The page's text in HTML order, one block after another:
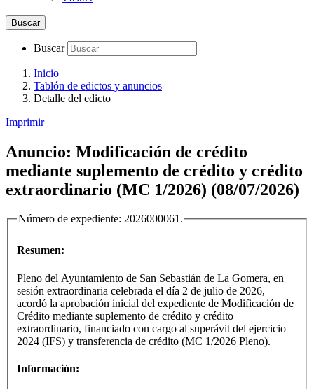
Buscar
Buscar
Inicio
Tablón de edictos y anuncios
Detalle del edicto
Imprimir
Anuncio: Modificación de crédito
mediante suplemento de crédito y crédito
extraordinario (MC 1/2026) (08/07/2026)
Número de expediente: 2026000061.
Resumen:
Pleno del Ayuntamiento de San Sebastián de La Gomera, en
sesión extraordinaria celebrada el día 2 de julio de 2026,
acordó la aprobación inicial del expediente de Modificación de
Crédito mediante suplemento de crédito y crédito
extraordinario, financiado con cargo al superávit del ejercicio
2024 (IFS) y transferencia de crédito (MC 1/2026 Pleno).
Información: